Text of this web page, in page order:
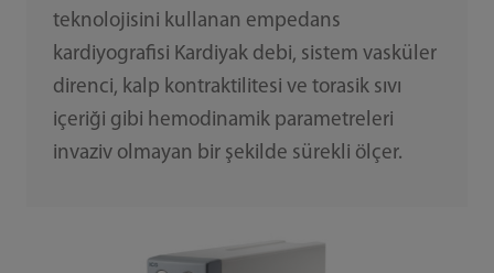
teknolojisini kullanan empedans
kardiyografisi Kardiyak debi, sistem vasküler
direnci, kalp kontraktilitesi ve torasik sıvı
içeriği gibi hemodinamik parametreleri
invaziv olmayan bir şekilde sürekli ölçer.